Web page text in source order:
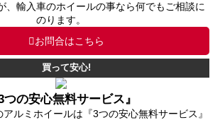
、輸入車のホイールの事なら何でもご相談に
のります。
お問合はこちら
買って安心!
3つの安心無料サービス』
ルミホイールは『3つの安心無料サービス』